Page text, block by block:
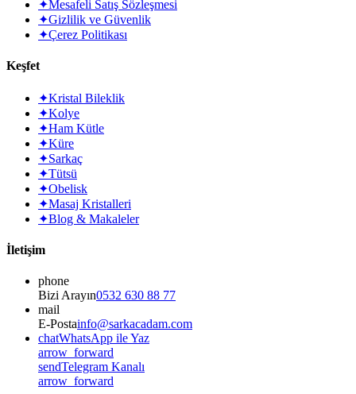
✦Mesafeli Satış Sözleşmesi
✦Gizlilik ve Güvenlik
✦Çerez Politikası
Keşfet
✦Kristal Bileklik
✦Kolye
✦Ham Kütle
✦Küre
✦Sarkaç
✦Tütsü
✦Obelisk
✦Masaj Kristalleri
✦Blog & Makaleler
İletişim
phone
Bizi Arayın0532 630 88 77
mail
E-Postainfo@sarkacadam.com
chatWhatsApp ile Yaz
arrow_forward
sendTelegram Kanalı
arrow_forward